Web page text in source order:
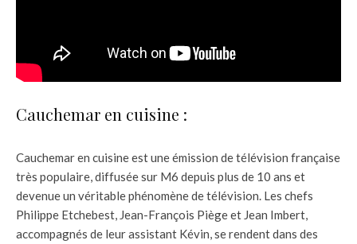
Cauchemar en cuisine :
Cauchemar en cuisine est une émission de télévision française
très populaire, diffusée sur M6 depuis plus de 10 ans et
devenue un véritable phénomène de télévision. Les chefs
Philippe Etchebest, Jean-François Piège et Jean Imbert,
accompagnés de leur assistant Kévin, se rendent dans des